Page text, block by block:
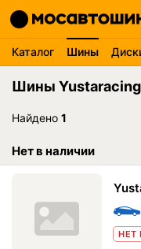
Каталог Шины
Шины Yustaracing
Найдено 1
Нет в наличии
НЕТ